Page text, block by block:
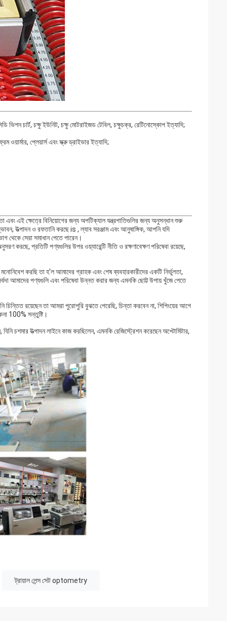
ভিশন চার্ট, চক্ষু ইউনিট, চক্ষু মোটরাইজড টেবিল, চক্ষুচক্র, রেটিনোস্কোপ ইত্যাদি;
ওয়ার্মার, প্লেয়ার্স এবং স্ক্রু ড্রাইভার ইত্যাদি;
এই ক্ষেত্রে বিনিয়োগের জন্য অপটিক্যাল যন্ত্রপাতিগুলির জন্য অনুসন্ধান শুরু
উত্পাদন ও রফতানি করছে is , ল্যাব সরঞ্জাম এবং আনুষাঙ্গিক, আপনি যদি
থেকে সেরা সমাধান পেতে পারেন।
প্রতিটি পণ্যগুলির উপর ওয়্যারেন্টি নীতি ও রক্ষণাবেক্ষণ পরিষেবা রয়েছে,
করছি তা হ'ল আমাদের গ্রাহক এবং শেষ ব্যবহারকারীদের একটি নির্ভুলতা,
আমাদের পণ্যগুলি এবং পরিষেবা উন্নত করার জন্য এমনকি ছোট্ট উপায় খুঁজে পেতে
চিন্তিত রয়েছেন তা আমরা পুরোপুরি বুঝতে পেরেছি, চিন্তা করবেন না, শিপিংয়ের আগে
100% সন্তুষ্টি।
চশমার উত্পাদন লাইনে কাজ করছিলেন, এমনকি রেজিস্ট্রেশন করেছেন অপ্টোমিটার,
ট্রায়াল লেন্স সেট optometry